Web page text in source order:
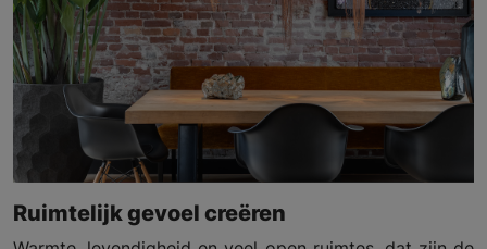
Ruimtelijk gevoel creëren